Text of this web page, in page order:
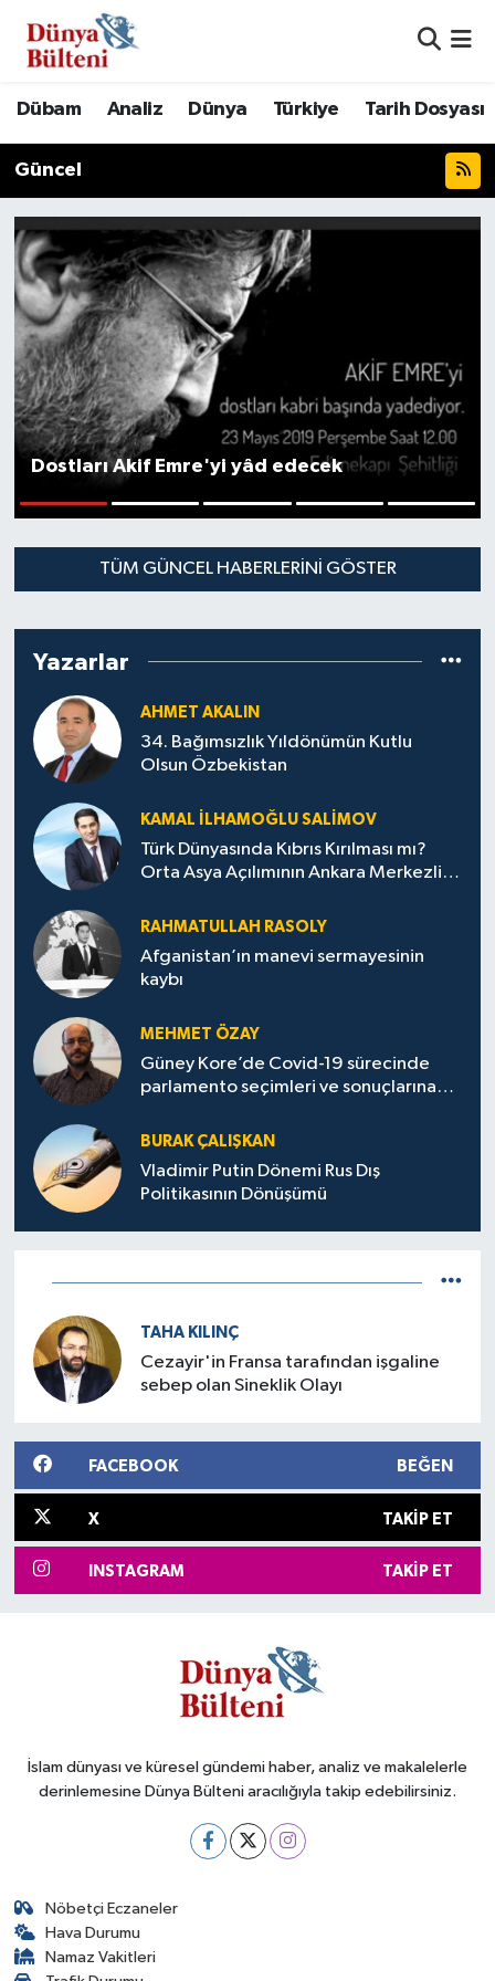
Dübam Analiz Dünya Türkiye Tarih Dosyası
Güncel
Dostları Akif Emre'yi yâd edecek
TÜM GÜNCEL HABERLERINI GÖSTER
Yazarlar
AHMET AKALIN
34. Bağımsızlık Yıldönümün Kutlu
Olsun Özbekistan
KAMAL İLHAMOĞLU SALIMOV
Türk Dünyasında Kıbrıs Kırılması mı?
Orta Asya Açılımının Ankara Merkezli
RAHMATULLAH RASOLY
Afganistan’ın manevi sermayesinin
kaybı
MEHMET ÖZAY
Güney Kore’de Covid-19 sürecinde
parlamento seçimleri ve sonuçlarına
BURAK ÇALIŞKAN
Vladimir Putin Dönemi Rus Dış
Politikasının Dönüşümü
TAHA KILINÇ
Cezayir'in Fransa tarafından işgaline
sebep olan Sineklik Olayı
FACEBOOK BEĞEN
X TAKIP ET
INSTAGRAM TAKIP ET
İslam dünyası ve küresel gündemi haber, analiz ve makalelerle
derinlemesine Dünya Bülteni aracılığıyla takip edebilirsiniz.
Nöbetçi Eczaneler
Hava Durumu
Namaz Vakitleri
Hava Durumu
Namaz Vakitleri
Trafik Durumu
Süper Lig Puan Durumu ve Fikstür
Tüm Manşetler
Son Dakika Haberleri
Haber Arşivi